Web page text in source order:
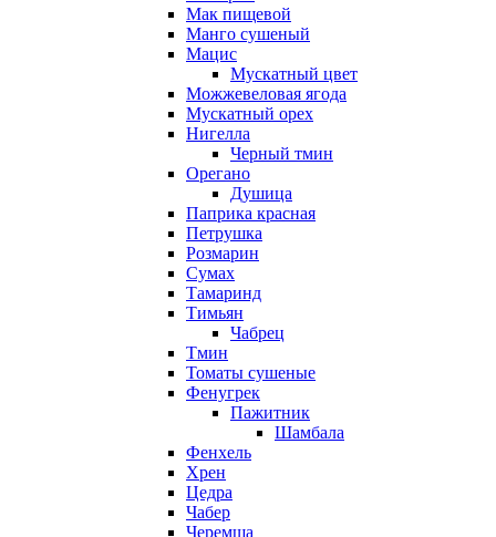
Мак пищевой
Манго сушеный
Мацис
Мускатный цвет
Можжевеловая ягода
Мускатный орех
Нигелла
Черный тмин
Орегано
Душица
Паприка красная
Петрушка
Розмарин
Сумах
Тамаринд
Тимьян
Чабрец
Тмин
Томаты сушеные
Фенугрек
Пажитник
Шамбала
Фенхель
Хрен
Цедра
Чабер
Черемша